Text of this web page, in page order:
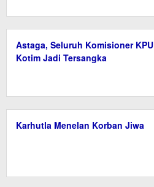
Astaga, Seluruh Komisioner KPU
Kotim Jadi Tersangka
Karhutla Menelan Korban Jiwa